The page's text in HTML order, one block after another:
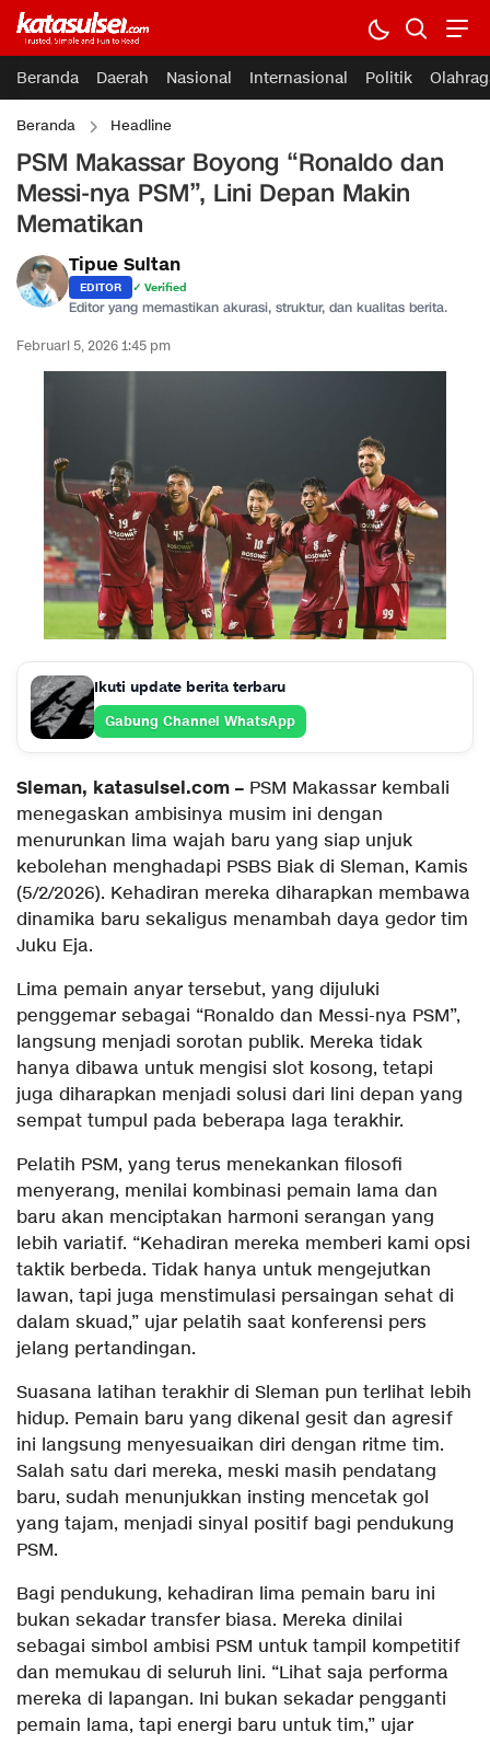
Beranda Daerah Nasional Internasional Politik
Beranda Headline
PSM Makassar Boyong “Ronaldo dan
Messi-nya PSM”, Lini Depan Makin
Mematikan
Tipue Sultan
EDITOR ✓ Verified
Editor yang memastikan akurasi, struktur, dan kualitas berita.
Februari 5, 2026 1:45 pm
Ikuti update berita terbaru
Gabung Channel WhatsApp
Sleman, katasulsel.com – PSM Makassar kembali
menegaskan ambisinya musim ini dengan
menurunkan lima wajah baru yang siap unjuk
kebolehan menghadapi PSBS Biak di Sleman, Kamis
(5/2/2026). Kehadiran mereka diharapkan membawa
dinamika baru sekaligus menambah daya gedor tim
Juku Eja.
Lima pemain anyar tersebut, yang dijuluki
penggemar sebagai “Ronaldo dan Messi-nya PSM”,
langsung menjadi sorotan publik. Mereka tidak
hanya dibawa untuk mengisi slot kosong, tetapi
juga diharapkan menjadi solusi dari lini depan yang
sempat tumpul pada beberapa laga terakhir.
Pelatih PSM, yang terus menekankan filosofi
menyerang, menilai kombinasi pemain lama dan
baru akan menciptakan harmoni serangan yang
lebih variatif. “Kehadiran mereka memberi kami opsi
taktik berbeda. Tidak hanya untuk mengejutkan
lawan, tapi juga menstimulasi persaingan sehat di
dalam skuad,” ujar pelatih saat konferensi pers
jelang pertandingan.
Suasana latihan terakhir di Sleman pun terlihat lebih
hidup. Pemain baru yang dikenal gesit dan agresif
ini langsung menyesuaikan diri dengan ritme tim.
Salah satu dari mereka, meski masih pendatang
baru, sudah menunjukkan insting mencetak gol
yang tajam, menjadi sinyal positif bagi pendukung
PSM.
Bagi pendukung, kehadiran lima pemain baru ini
bukan sekadar transfer biasa. Mereka dinilai
sebagai simbol ambisi PSM untuk tampil kompetitif
dan memukau di seluruh lini. “Lihat saja performa
mereka di lapangan. Ini bukan sekadar pengganti
pemain lama, tapi energi baru untuk tim,” ujar